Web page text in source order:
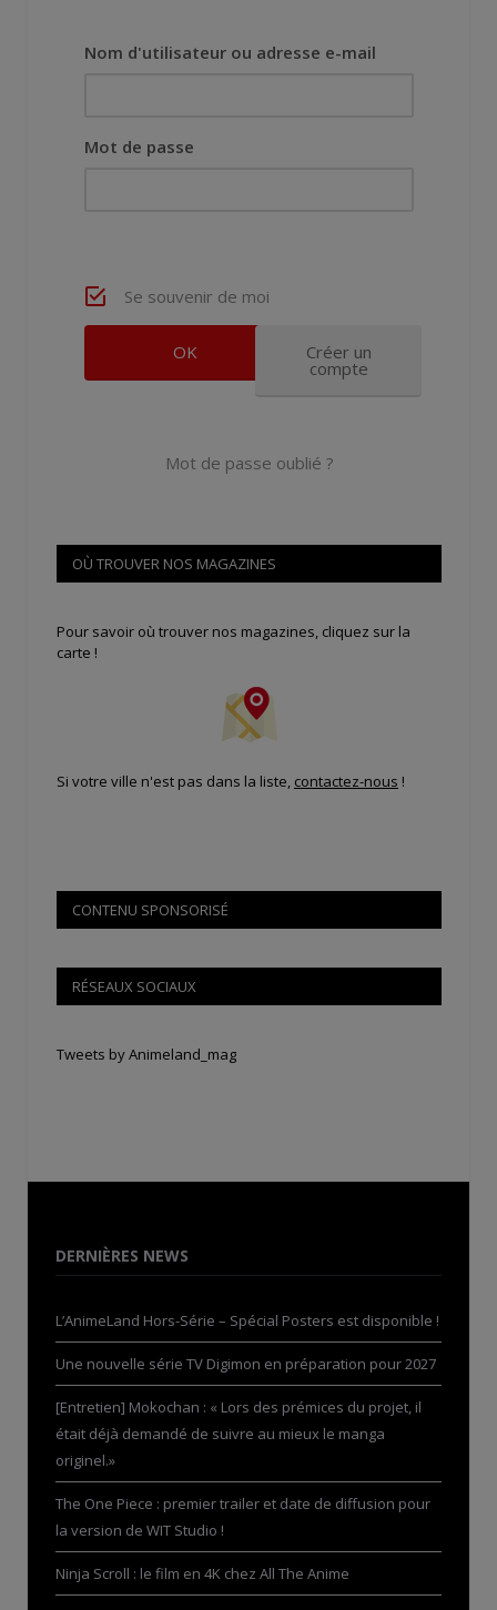
Nom d'utilisateur ou adresse e-mail
Mot de passe
Se souvenir de moi
Créer un
compte
Mot de passe oublié ?
OÙ TROUVER NOS MAGAZINES
Pour savoir où trouver nos magazines, cliquez sur la
carte !
Si votre ville n'est pas dans la liste, contactez-nous !
CONTENU SPONSORISÉ
RÉSEAUX SOCIAUX
Tweets by Animeland_mag
DERNIÈRES NEWS
L’AnimeLand Hors-Série – Spécial Posters est disponible !
Une nouvelle série TV Digimon en préparation pour 2027
[Entretien] Mokochan : « Lors des prémices du projet, il
était déjà demandé de suivre au mieux le manga
originel.»
The One Piece : premier trailer et date de diffusion pour
la version de WIT Studio !
Ninja Scroll : le film en 4K chez All The Anime